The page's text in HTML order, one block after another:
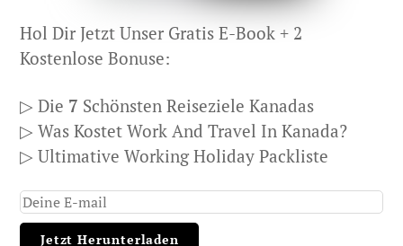
Hol Dir Jetzt Unser Gratis E-Book + 2
Kostenlose Bonuse:
▷ Die 7 Schönsten Reiseziele Kanadas
▷ Was Kostet Work And Travel In Kanada?
▷ Ultimative Working Holiday Packliste